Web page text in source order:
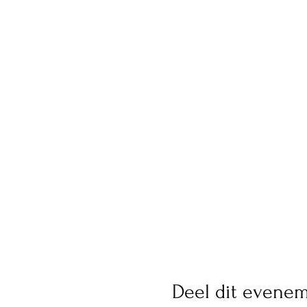
Deel dit